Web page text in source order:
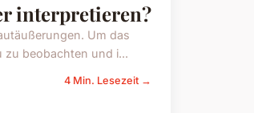
interpretieren?
Um das
zu beobachten und i...
4 Min. Lesezeit →